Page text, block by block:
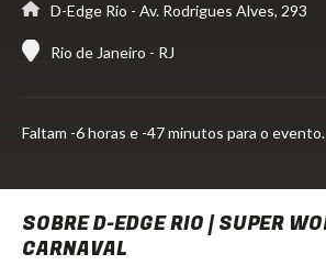
D-Edge Rio - Av. Rodrigues Alves, 293
Rio de Janeiro - RJ
Faltam -6 horas e -47 minutos para o evento.
SOBRE D-EDGE RIO | SUPER
CARNAVAL